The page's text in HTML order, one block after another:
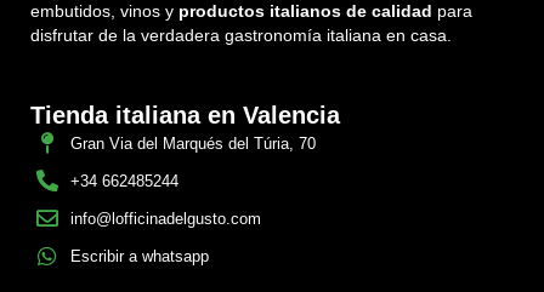
embutidos, vinos y productos italianos de calidad para
disfrutar de la verdadera gastronomía italiana en casa.
Tienda italiana en Valencia
Gran Via del Marqués del Túria, 70
+34 662485244
info@lofficinadelgusto.com
Escribir a whatsapp